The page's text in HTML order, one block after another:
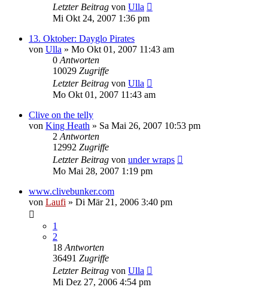
Letzter Beitrag von Ulla
Mi Okt 24, 2007 1:36 pm
13. Oktober: Dayglo Pirates
von Ulla » Mo Okt 01, 2007 11:43 am
0 Antworten
10029 Zugriffe
Letzter Beitrag von Ulla
Mo Okt 01, 2007 11:43 am
Clive on the telly
von King Heath » Sa Mai 26, 2007 10:53 pm
2 Antworten
12992 Zugriffe
Letzter Beitrag von under wraps
Mo Mai 28, 2007 1:19 pm
www.clivebunker.com
von Laufi » Di Mär 21, 2006 3:40 pm
1
2
18 Antworten
36491 Zugriffe
Letzter Beitrag von Ulla
Mi Dez 27, 2006 4:54 pm